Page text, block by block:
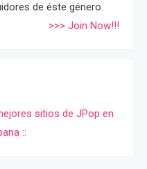
de éste género.
>>> Join Now!!!